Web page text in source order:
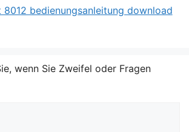
8012 bedienungsanleitung download
wenn Sie Zweifel oder Fragen